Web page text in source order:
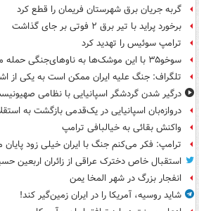
گربه جریان برق شهرستان فریمان را قطع کرد
برخورد پراید با تیر برق ۲ فوتی بر جای گذاشت
ترامپ سوئیس را تهدید کرد
سوخو۳۵ با این موشک‌ها به ناوهای‌جنگی حمله می‌کند
تلگراف: جنگ علیه ایران ممکن است به یکی از
درگیر شدن گردشگر اسپانیایی با نظامی
دروازه‌بان اسپانیایی در یک‌قدمی بازگشت به
واکنش بقائی به خیالبافی ترامپ
ترامپ: فکر می‌کنم جنگ با ایران خیلی زود پایان
استقبال خاص دخترک عراقی از زائران اربعین
انفجار بزرگ در شهر المخا یمن
شاید روسیه، آمریکا را در ایران زمین‌گیر کند!